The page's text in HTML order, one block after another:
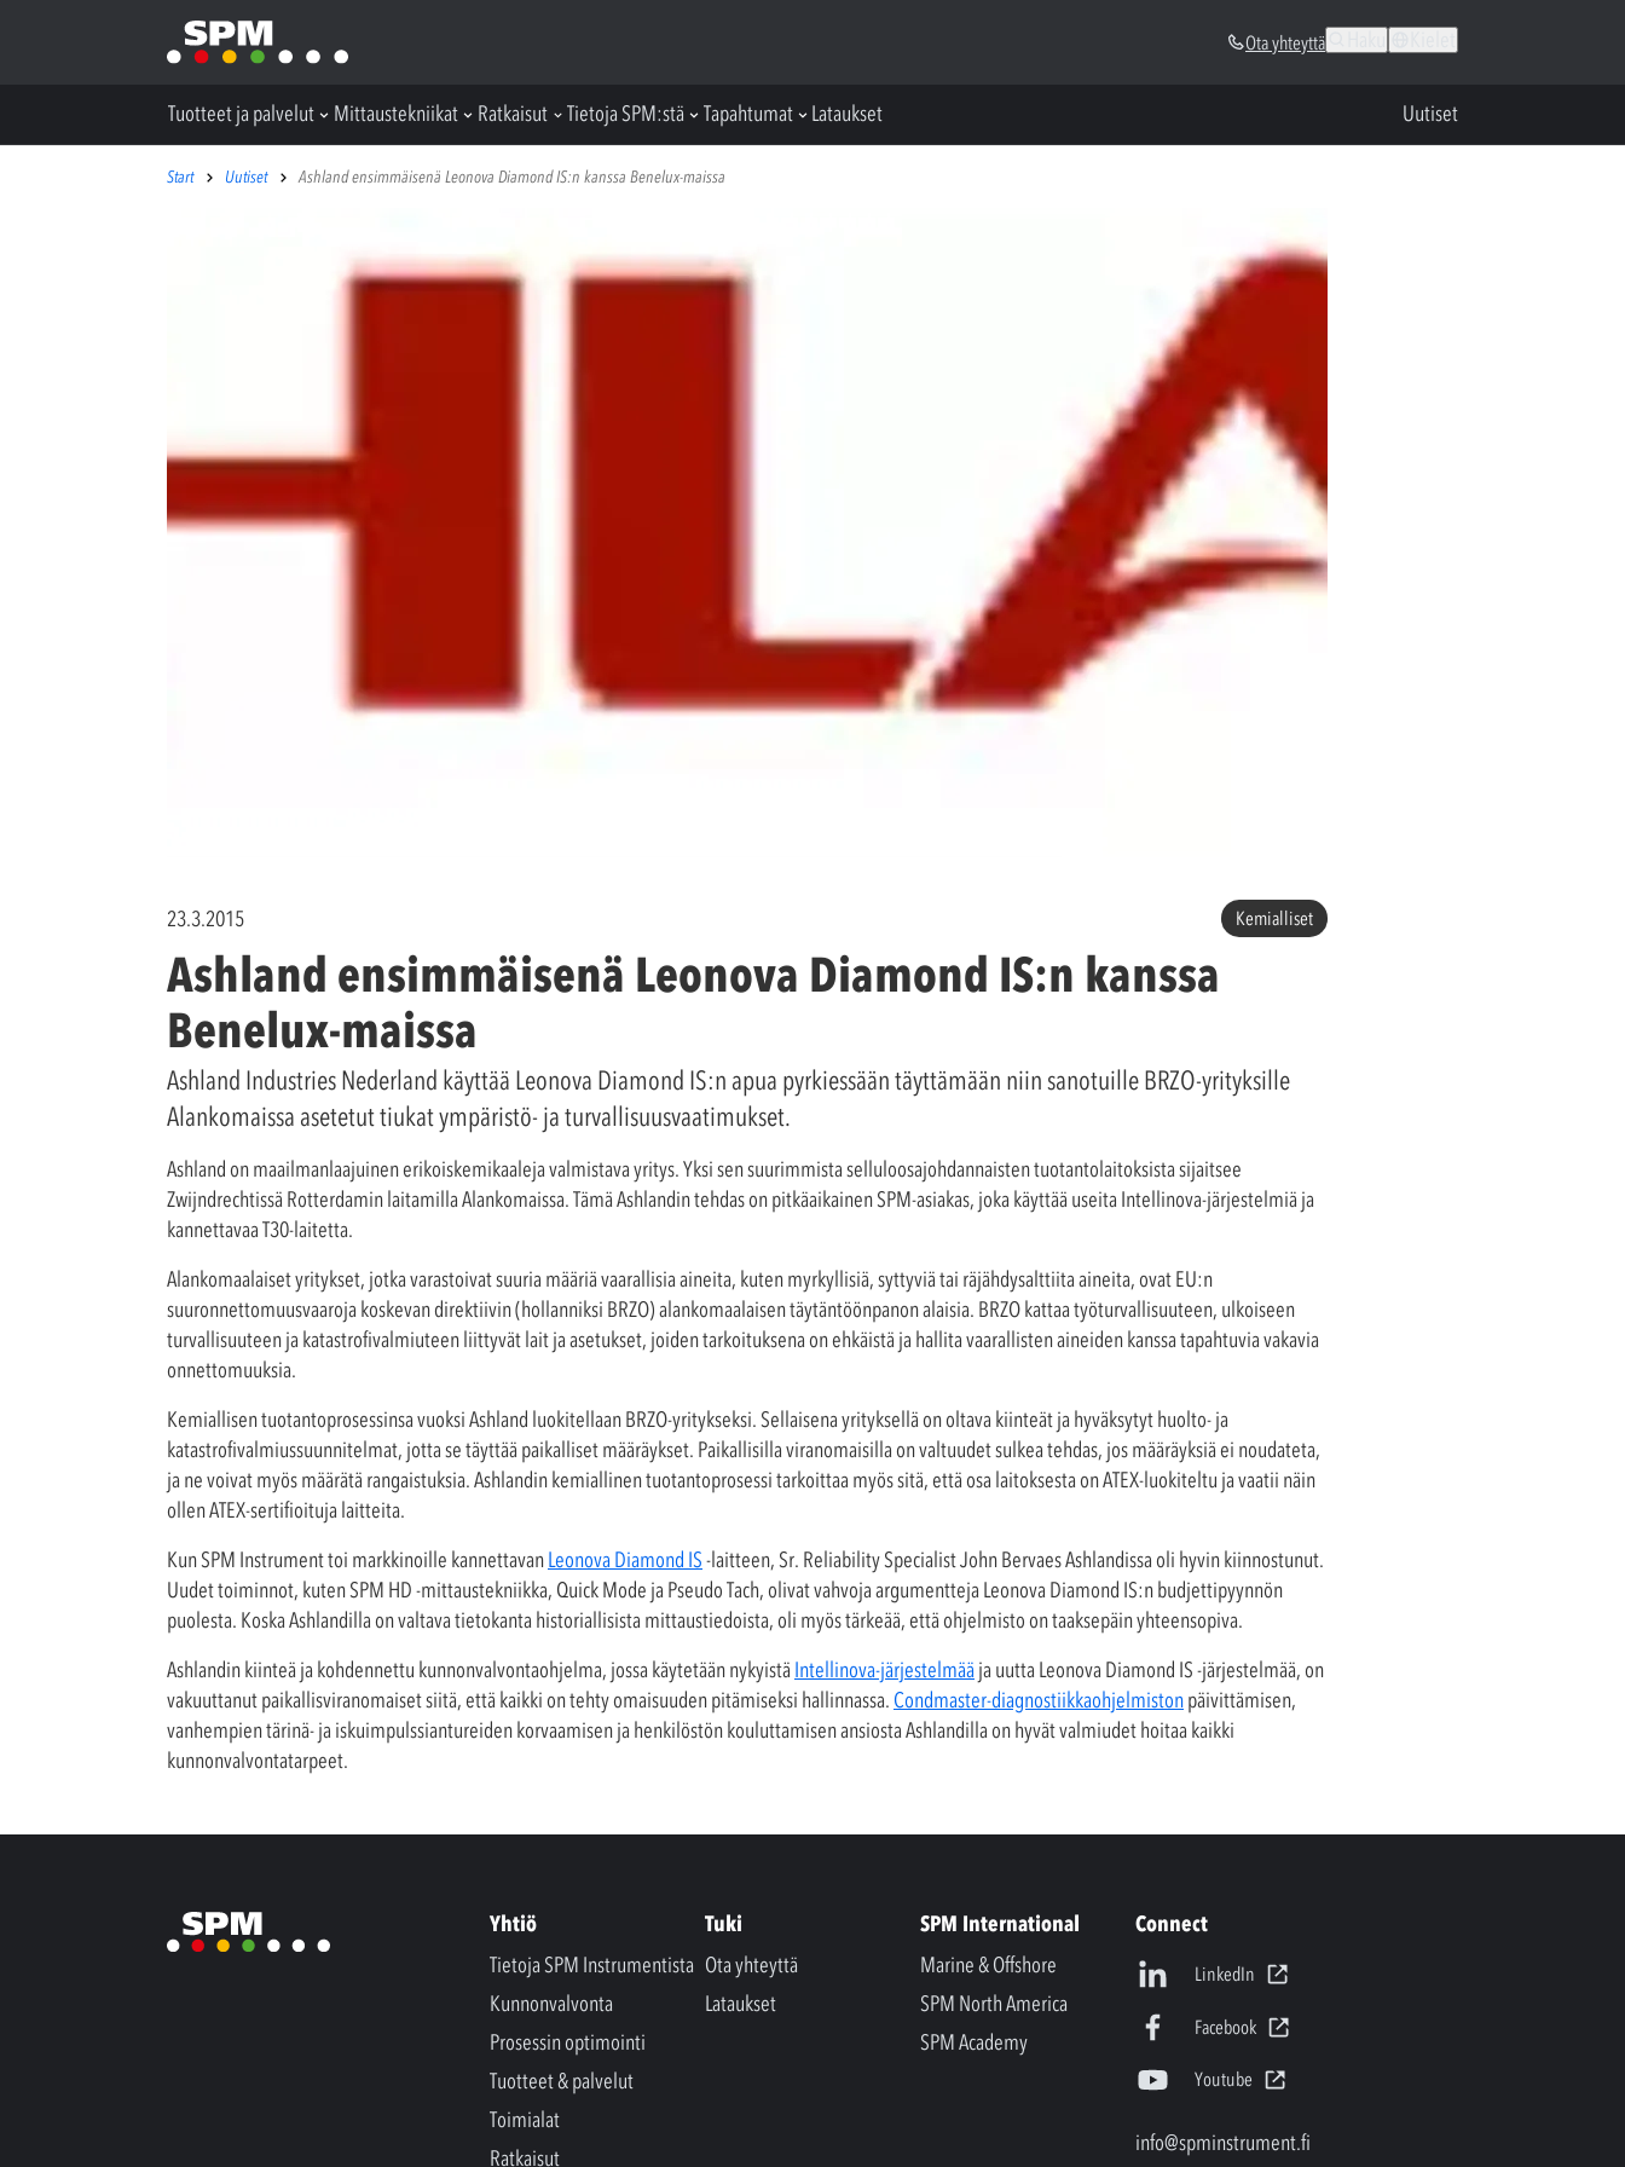
Ota yhteyttä
Tuotteet ja palvelut Mittaustekniikat Ratkaisut Tietoja SPM:stä Tapahtumat Lataukset Uutiset
Start Uutiset Ashland ensimmäisenä Leonova Diamond IS:n kanssa Benelux-maissa
23.3.2015 Kemialliset
Ashland ensimmäisenä Leonova Diamond IS:n kanssa
Benelux-maissa
Ashland Industries Nederland käyttää Leonova Diamond IS:n apua pyrkiessään täyttämään niin sanotuille BRZO-yrityksille
Alankomaissa asetetut tiukat ympäristö- ja turvallisuusvaatimukset.
Ashland on maailmanlaajuinen erikoiskemikaaleja valmistava yritys. Yksi sen suurimmista selluloosajohdannaisten tuotantolaitoksista sijaitsee
Zwijndrechtissä Rotterdamin laitamilla Alankomaissa. Tämä Ashlandin tehdas on pitkäaikainen SPM-asiakas, joka käyttää useita Intellinova-järjestelmiä ja
kannettavaa T30-laitetta.
Alankomaalaiset yritykset, jotka varastoivat suuria määriä vaarallisia aineita, kuten myrkyllisiä, syttyviä tai räjähdysalttiita aineita, ovat EU:n
suuronnettomuusvaaroja koskevan direktiivin (hollanniksi BRZO) alankomaalaisen täytäntöönpanon alaisia. BRZO kattaa työturvallisuuteen, ulkoiseen
turvallisuuteen ja katastrofivalmiuteen liittyvät lait ja asetukset, joiden tarkoituksena on ehkäistä ja hallita vaarallisten aineiden kanssa tapahtuvia vakavia
onnettomuuksia.
Kemiallisen tuotantoprosessinsa vuoksi Ashland luokitellaan BRZO-yritykseksi. Sellaisena yrityksellä on oltava kiinteät ja hyväksytyt huolto- ja
katastrofivalmiussuunnitelmat, jotta se täyttää paikalliset määräykset. Paikallisilla viranomaisilla on valtuudet sulkea tehdas, jos määräyksiä ei noudateta,
ja ne voivat myös määrätä rangaistuksia. Ashlandin kemiallinen tuotantoprosessi tarkoittaa myös sitä, että osa laitoksesta on ATEX-luokiteltu ja vaatii näin
ollen ATEX-sertifioituja laitteita.
Kun SPM Instrument toi markkinoille kannettavanLeonova Diamond IS-laitteen, Sr. Reliability Specialist John Bervaes Ashlandissa oli hyvin kiinnostunut.
Uudet toiminnot, kuten SPM HD -mittaustekniikka, Quick Mode ja Pseudo Tach, olivat vahvoja argumentteja Leonova Diamond IS:n budjettipyynnön
puolesta. Koska Ashlandilla on valtava tietokanta historiallisista mittaustiedoista, oli myös tärkeää, että ohjelmisto on taaksepäin yhteensopiva.
Ashlandin kiinteä ja kohdennettu kunnonvalvontaohjelma, jossa käytetään nykyistäIntellinova-järjestelmääja uutta Leonova Diamond IS -järjestelmää, on
vakuuttanut paikallisviranomaiset siitä, että kaikki on tehty omaisuuden pitämiseksi hallinnassa. Condmaster-diagnostiikkaohjelmistonpäivittämisen,
vanhempien tärinä- ja iskuimpulssiantureiden korvaamisen ja henkilöstön kouluttamisen ansiosta Ashlandilla on hyvät valmiudet hoitaa kaikki
kunnonvalvontatarpeet.
Yhtiö
Tietoja SPM Instrumentista
Kunnonvalvonta
Prosessin optimointi
Tuotteet & palvelut
Toimialat
Ratkaisut
Tuki
Ota yhteyttä
Lataukset
SPM International
Marine & Offshore
SPM North America
SPM Academy
Connect
LinkedIn
Facebook
Youtube
info@spminstrument.fi